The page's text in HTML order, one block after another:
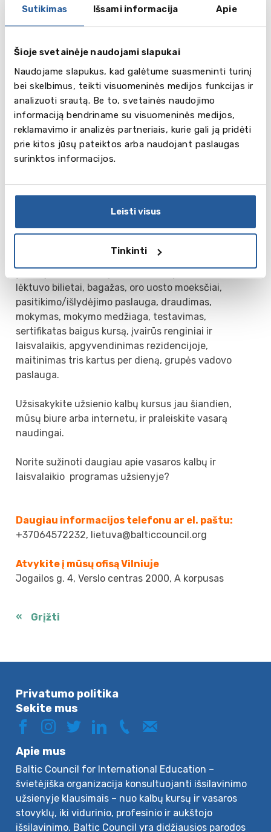
Sutikimas Išsami informacija Apie
Šioje svetainėje naudojami slapukai
Naudojame slapukus, kad galėtume suasmeninti turinį
bei skelbimus, teikti visuomeninės medijos funkcijas ir
analizuoti srautą. Be to, svetainės naudojimo
informaciją bendriname su visuomeninės medijos,
reklamavimo ir analizės partneriais, kurie gali ją pridėti
prie kitos jūsų pateiktos arba naudojant paslaugas
surinktos informacijos.
Leisti visus
Tinkinti
prancūzų arba ispanų;
Kalbų ir sporto stovyklos: futbolas, tenisas,
kalbų ir menų stovyklos: teatras, šokis ir
fotografija;
Pasiruošimas Kembridžo/IELTS egzaminui –
intensyvūs kursai;
Šeimos stovyklos - kalbų mokymasis ir poilsis
visai šeimai;
Akademinės stovyklos - pasiruošimas IB
(tarptautinio bakalaureato) egzaminams;
intensyviųjų, taikomųjų ir specializuotų kalbų
Į mūsų siūlomas programas viskas įskaičuota:
lėktuvo bilietai, bagažas, oro uosto moeksčiai,
pasitikimo/išlydėjimo paslauga, draudimas,
mokymas, mokymo medžiaga, testavimas,
sertifikatas baigus kursą, įvairūs renginiai ir
laisvalaikis, apgyvendinimas rezidencijoje,
maitinimas tris kartus per dieną, grupės vadovo
paslauga.
Užsisakykite užsienio kalbų kursus jau šiandien,
mūsų biure arba internetu, ir praleiskite vasarą
naudingai.
Norite sužinoti daugiau apie vasaros kalbų ir
laisvalaikio programas užsienyje?
Daugiau informacijos telefonu ar el. paštu:
+37064572232, lietuva@balticcouncil.org
Atvykite į mūsų ofisą Vilniuje
Jogailos g. 4, Verslo centras 2000, A korpusas
Grįžti
Privatumo politika
Sekite mus
Apie mus
Baltic Council for International Education –
švietėjiška organizacija konsultuojanti išsilavinimo
užsienyje klausimais – nuo kalbų kursų ir vasaros
stovyklų, iki vidurinio, profesinio ir aukštojo
išsilavinimo. Baltic Council yra didžiausios parodos